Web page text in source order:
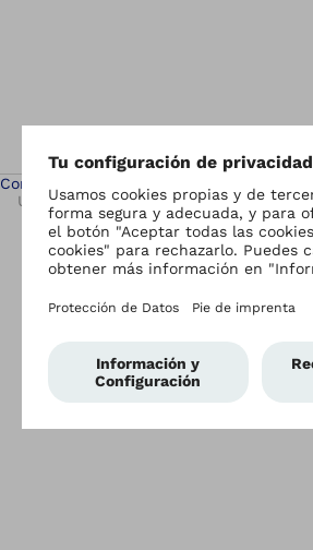
Configuración de cookies
Unidad de denuncia de irregularidades